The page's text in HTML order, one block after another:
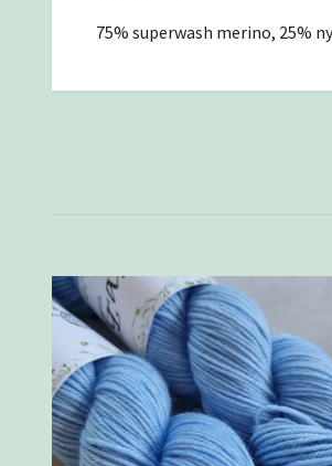
75% superwash merino, 25%